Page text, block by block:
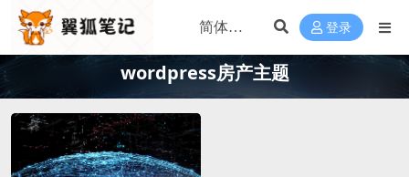
登录
wordpress房产主题